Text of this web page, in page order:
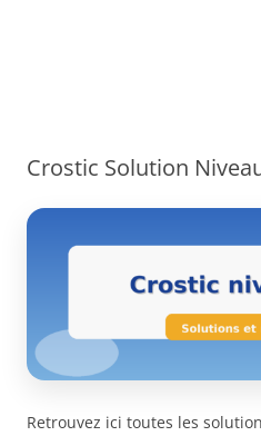
Crostic Solution
Retrouvez ici toutes les